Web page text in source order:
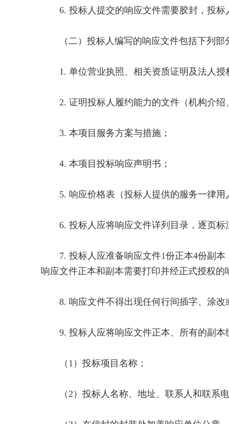
6. 投标人提交的响应文件需要胶封，投标
（二）投标人编写的响应文件包括下列部
1. 单位营业执照、相关资质证明及法人授
2. 证明投标人履约能力的文件（机构介绍
3. 本项目服务方案与措施；
4. 本项目投标响应声明书；
5. 响应价格表（投标人提供的服务一律用
6. 投标人应将响应文件详列目录，逐页
7. 投标人应准备响应文件1份正本4份副本
响应文件正本和副本需要打印并经正式授权
8. 响应文件不得出现任何行间插字、涂改
9. 投标人应将响应文件正本、所有的副本
（1）投标项目名称；
（2）投标人名称、地址、联系人和联系